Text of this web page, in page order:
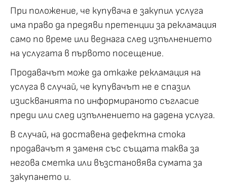
При положение, че купувача е закупил услуга
има право да предяви претенции за рекламация
само по време или веднага след изпълнението
на услугата в първото посещение.
Продавачът може да откаже рекламация на
услуга в случай, че купувачът не е спазил
изискванията по информираното съгласие
преди или след изпълнението на дадена услуга.
В случай, на доставена дефектна стока
продавачът я заменя със същата таква за
негова сметка или възстановява сумата за
закупането и.